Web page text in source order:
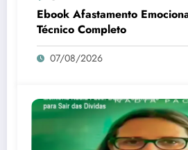
Ebook Afastamento
Técnico Completo
07/08/2026